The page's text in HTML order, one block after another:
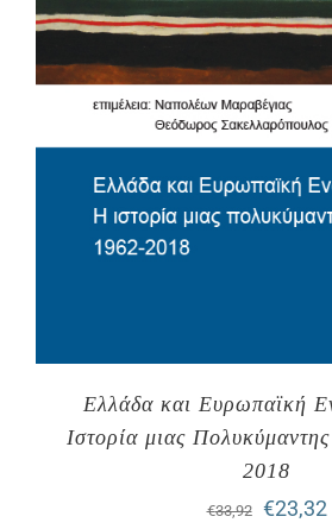
Ελλάδα και Ευρωπαϊκή
Ιστορία μιας
2018
€33,92
Original
€23,32Η